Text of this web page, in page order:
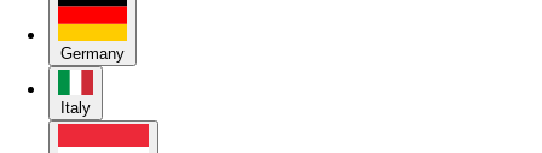
Germany
Italy